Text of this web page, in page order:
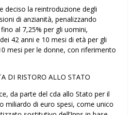
deciso la reintroduzione degli
di anzianità, penalizzando
al 7,25% per gli uomini,
42 anni e 10 mesi di età per gli
mesi per le donne, con riferimento
DI RISTORO ALLO STATO
da parte del cda allo Stato per il
miliardo di euro spesi, come unico